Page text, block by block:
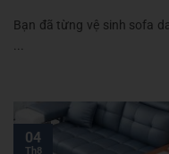
Bạn đã từng vệ sinh sofa
...
04
Th8